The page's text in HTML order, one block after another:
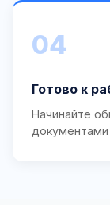
04
Готово к
Начинайте
документами